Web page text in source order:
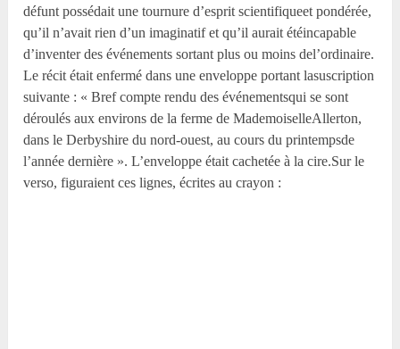
défunt possédait une tournure d’esprit scientifiqueet pondérée,
qu’il n’avait rien d’un imaginatif et qu’il aurait étéincapable
d’inventer des événements sortant plus ou moins del’ordinaire.
Le récit était enfermé dans une enveloppe portant lasuscription
suivante : « Bref compte rendu des événementsqui se sont
déroulés aux environs de la ferme de MademoiselleAllerton,
dans le Derbyshire du nord-ouest, au cours du printempsde
l’année dernière ». L’enveloppe était cachetée à la cire.Sur le
verso, figuraient ces lignes, écrites au crayon :